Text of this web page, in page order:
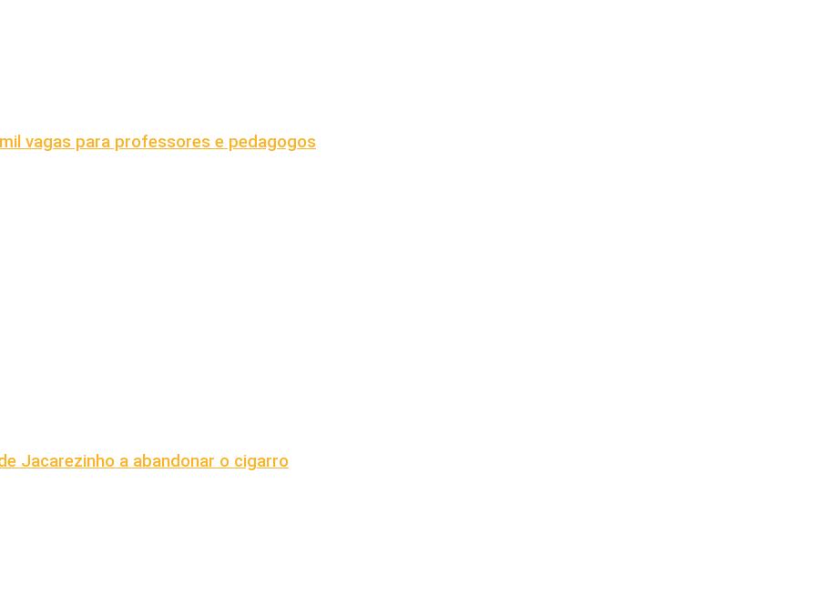
vagas para professores e pedagogos
Jacarezinho a abandonar o cigarro